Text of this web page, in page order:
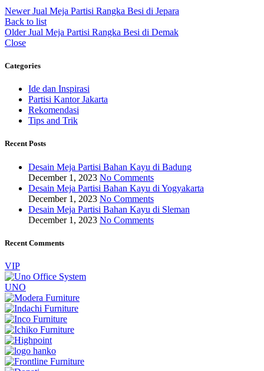
Newer Jual Meja Partisi Rangka Besi di Jepara
Back to list
Older Jual Meja Partisi Rangka Besi di Demak
Close
Categories
Ide dan Inspirasi
Partisi Kantor Jakarta
Rekomendasi
Tips and Trik
Recent Posts
Desain Meja Partisi Bahan Kayu di Badung
December 1, 2023 No Comments
Desain Meja Partisi Bahan Kayu di Yogyakarta
December 1, 2023 No Comments
Desain Meja Partisi Bahan Kayu di Sleman
December 1, 2023 No Comments
Recent Comments
VIP
UNO